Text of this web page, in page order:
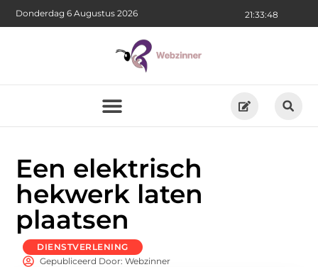
21:33:49
Donderdag 6 Augustus 2026
Een elektrisch
hekwerk laten
plaatsen
DIENSTVERLENING
Gepubliceerd Door: Webzinner